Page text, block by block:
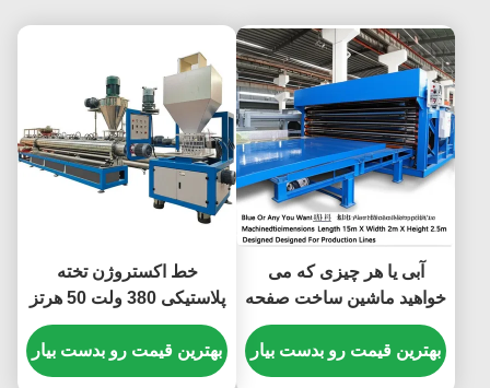
آبی یا هر چیزی که می
خواهید ماشین ساخت صفحه
پلاستیکی PVC ابعاد ماشین
طول 15m X عرض 2m X
ارتفاع 2.5m برای خطوط
بهترین قیمت رو بدست بیار
خط اکستروژن تخته
پلاستیکی 380 ولت 50 هرتز
با اکسترودر دو مارپیچ
یکپارچه و راه حل های تحویل
بندر چینگدائو
بهترین قیمت رو بدست بیار